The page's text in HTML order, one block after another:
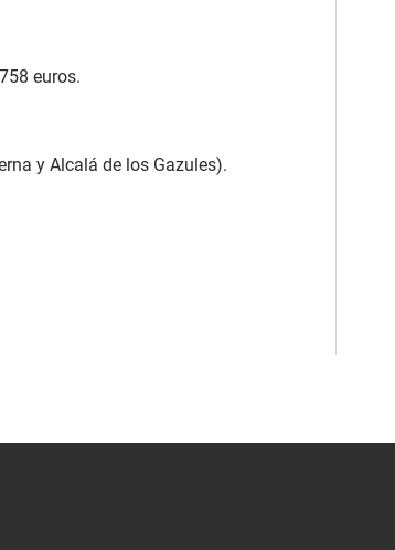
euros.
y Alcalá de los Gazules).